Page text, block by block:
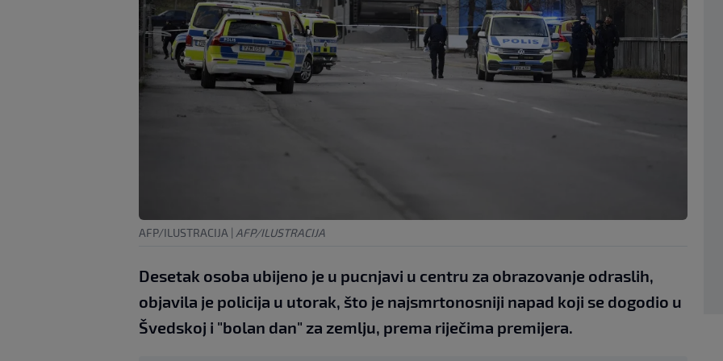
AFP/ILUSTRACIJA | AFP/ILUSTRACIJA
Desetak osoba ubijeno je u pucnjavi u centru za obrazovanje odraslih,
objavila je policija u utorak, što je najsmrtonosniji napad koji se dogodio u
Švedskoj i "bolan dan" za zemlju, prema riječima premijera.